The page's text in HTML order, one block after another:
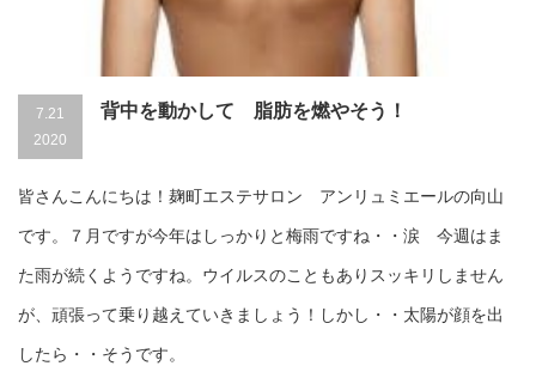
7.21
2020
背中を動かして 脂肪を燃やそう！
皆さんこんにちは！麹町エステサロン アンリュミエールの向山
です。７月ですが今年はしっかりと梅雨ですね・・涙 今週はま
た雨が続くようですね。ウイルスのこともありスッキリしません
が、頑張って乗り越えていきましょう！しかし・・太陽が顔を出
したら・・そうです。